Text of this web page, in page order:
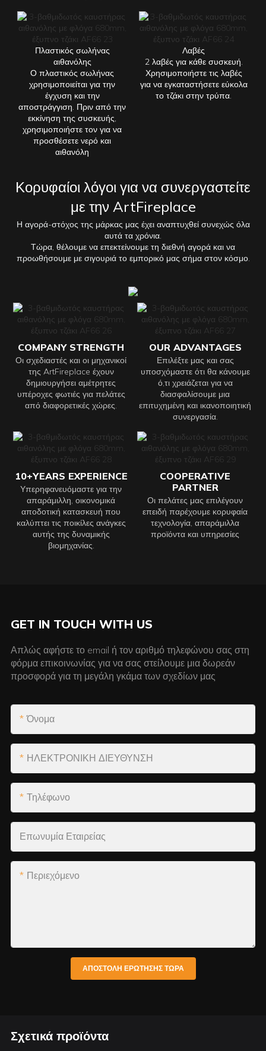
Πλαστικός σωλήνας
αιθανόλης
Ο πλαστικός σωλήνας
χρησιμοποιείται για την
έγχυση και την
αποστράγγιση. Πριν από την
εκκίνηση της συσκευής,
χρησιμοποιήστε τον για να
προσθέσετε νερό και
αιθανόλη
Λαβές
2 λαβές για κάθε συσκευή.
Χρησιμοποιήστε τις λαβές
για να εγκαταστήσετε εύκολα
το τζάκι στην τρύπα.
Κορυφαίοι λόγοι για να συνεργαστείτε
με την ArtFireplace
Η αγορά-στόχος της μάρκας μας έχει αναπτυχθεί συνεχώς όλα
αυτά τα χρόνια.
Τώρα, θέλουμε να επεκτείνουμε τη διεθνή αγορά και να
προωθήσουμε με σιγουριά το εμπορικό μας σήμα στον κόσμο.
COMPANY STRENGTH
Οι σχεδιαστές και οι μηχανικοί
της ArtFireplace έχουν
δημιουργήσει αμέτρητες
υπέροχες φωτιές για πελάτες
από διαφορετικές χώρες.
OUR ADVANTAGES
Επιλέξτε μας και σας
υποσχόμαστε ότι θα κάνουμε
ό,τι χρειάζεται για να
διασφαλίσουμε μια
επιτυχημένη και ικανοποιητική
συνεργασία.
10+YEARS EXPERIENCE
Υπερηφανευόμαστε για την
απαράμιλλη, οικονομικά
αποδοτική κατασκευή που
καλύπτει τις ποικίλες ανάγκες
αυτής της δυναμικής
βιομηχανίας.
COOPERATIVE
PARTNER
Οι πελάτες μας επιλέγουν
επειδή παρέχουμε κορυφαία
τεχνολογία, απαράμιλλα
προϊόντα και υπηρεσίες
GET IN TOUCH WITH US
Απλώς αφήστε το email ή τον αριθμό τηλεφώνου σας στη
φόρμα επικοινωνίας για να σας στείλουμε μια δωρεάν
προσφορά για τη μεγάλη γκάμα των σχεδίων μας
Όνομα
ΗΛΕΚΤΡΟΝΙΚΗ ΔΙΕΥΘΥΝΣΗ
Τηλέφωνο
Επωνυμία Εταιρείας
Περιεχόμενο
ΑΠΟΣΤΟΛΉ ΕΡΏΤΗΣΗΣ ΤΏΡΑ
Σχετικά προϊόντα